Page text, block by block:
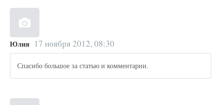
Юлия 17 ноября 2012, 08:30
Спасибо большое за статью и комментарии.